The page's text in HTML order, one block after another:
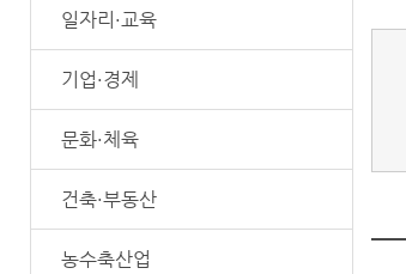
일자리·교육
기업·경제
문화·체육
건축·부동산
농수축산업